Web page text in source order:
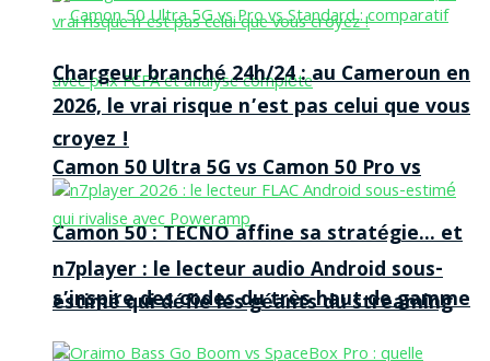
Camon 50 Ultra 5G vs Camon 50 Pro vs
Camon 50 : TECNO affine sa stratégie… et
s’inspire des codes du très haut de gamme
Chargeur branché 24h/24 : au Cameroun en
2026, le vrai risque n’est pas celui que vous
croyez !
n7player : le lecteur audio Android sous-
estimé qui défie les géants du streaming